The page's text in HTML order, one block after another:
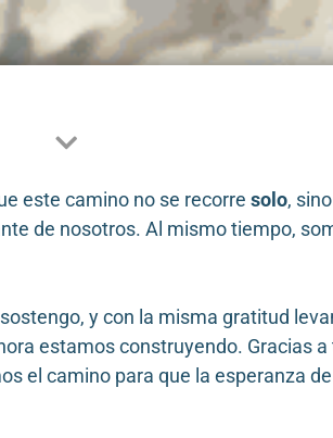
este camino no se recorre solo,
de nosotros. Al mismo tiempo,
y con la misma gratitud
estamos construyendo. Gracias
el camino para que la esperanza